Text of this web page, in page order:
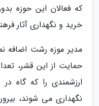
که فعالان این حوزه
خرید و نگهداری آثار
مدیر موزه رشت اضافه
حمایت از این قشر،
ارزشمندی را که گاه
نگهداری می شوند،